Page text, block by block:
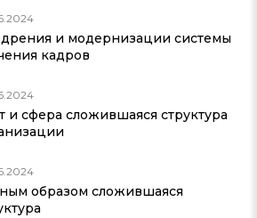
и модернизации системы
кадров
и сфера сложившаяся структура
образом сложившаяся